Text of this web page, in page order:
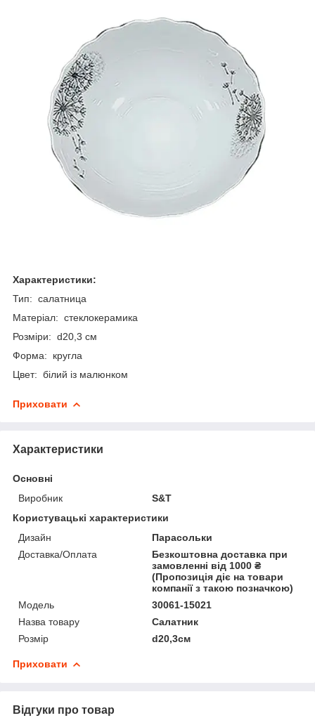
Характеристики:
Тип: салатница
Матеріал: стеклокерамика
Розміри: d20,3 см
Форма: кругла
Цвет: білий із малюнком
Приховати
Характеристики
Основні
Виробник
S&T
Користувацькі характеристики
Дизайн
Парасольки
Доставка/Оплата
Безкоштовна доставка при
замовленні від 1000 ₴
(Пропозиція діє на товари
компанії з такою позначкою)
Мoдель
30061-15021
Назва товару
Салатник
Розмір
d20,3см
Приховати
Відгуки про товар